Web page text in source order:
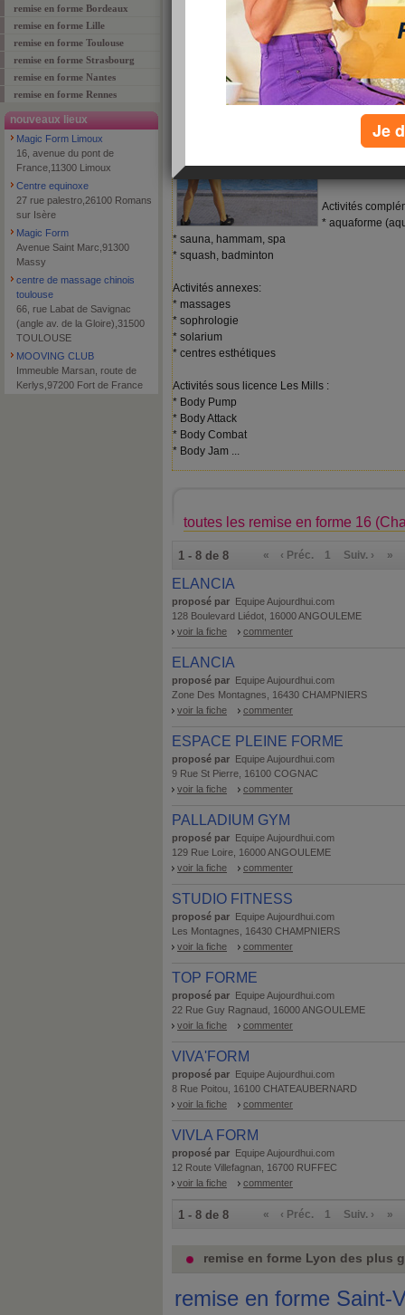
remise en forme Bordeaux
remise en forme Lille
remise en forme Toulouse
remise en forme Strasbourg
remise en forme Nantes
remise en forme Rennes
nouveaux lieux
Magic Form Limoux
16, avenue du pont de
France,11300 Limoux
Centre equinoxe
27 rue palestro,26100 Romans
sur Isère
Magic Form
Avenue Saint Marc,91300
Massy
centre de massage chinois
toulouse
66, rue Labat de Savignac
(angle av. de la Gloire),31500
TOULOUSE
MOOVING CLUB
Immeuble Marsan, route de
Kerlys,97200 Fort de France
Les activités dans le
activités
* musculation
* activités
rameur,
Activités
* aquaforme
* sauna, hammam, spa
* squash, badminton
Activités annexes:
* massages
* sophrologie
* solarium
* centres esthétiques
Activités sous licence Les Mills :
* Body Pump
* Body Attack
* Body Combat
* Body Jam ...
toutes les remise en forme 16
1 - 8 de 8 « ‹ Préc. 1 Suiv. › »
ELANCIA
proposé par Equipe Aujourdhui.com
128 Boulevard Liédot, 16000 ANGOULEME
voir la fiche
commenter
ELANCIA
proposé par Equipe Aujourdhui.com
Zone Des Montagnes, 16430 CHAMPNIERS
voir la fiche
commenter
ESPACE PLEINE FORME
proposé par Equipe Aujourdhui.com
9 Rue St Pierre, 16100 COGNAC
voir la fiche
commenter
PALLADIUM GYM
proposé par Equipe Aujourdhui.com
129 Rue Loire, 16000 ANGOULEME
voir la fiche
commenter
STUDIO FITNESS
proposé par Equipe Aujourdhui.com
Les Montagnes, 16430 CHAMPNIERS
voir la fiche
commenter
TOP FORME
proposé par Equipe Aujourdhui.com
22 Rue Guy Ragnaud, 16000 ANGOULEME
voir la fiche
commenter
VIVA'FORM
proposé par Equipe Aujourdhui.com
8 Rue Poitou, 16100 CHATEAUBERNARD
voir la fiche
commenter
VIVLA FORM
proposé par Equipe Aujourdhui.com
12 Route Villefagnan, 16700 RUFFEC
voir la fiche
commenter
1 - 8 de 8 « ‹ Préc. 1 Suiv. › »
remise en forme Lyon des plus
remise en forme Saint-
Je